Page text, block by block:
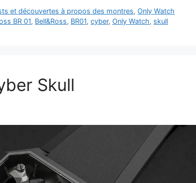
et découvertes à propos des montres, Only Watch
BR 01, Bell&Ross, BR01,cyber, Only Watch, skull
Skull